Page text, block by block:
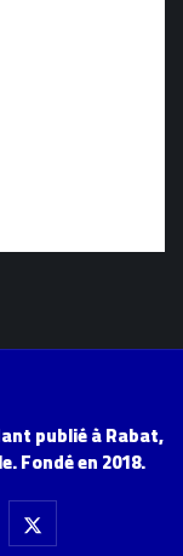
publié à Rabat,
Fondé en 2018.